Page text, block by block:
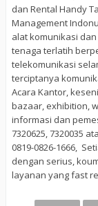
dan Rental Handy
Management
alat komunikasi
tenaga terlatih
telekomunikasi
terciptanya
Acara Kantor,
bazaar, exhibition,
informasi dan
7320625, 7320035
0819-0826-1666,
dengan serius,
layanan yang fast